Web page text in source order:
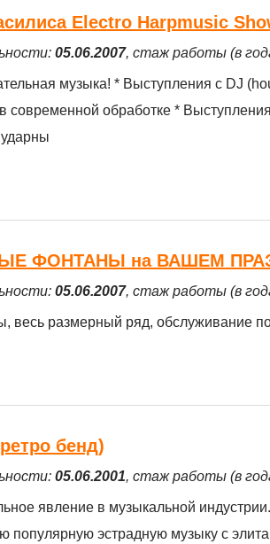
Electro Harpmusic
05.06.2007, стаж работы (в
музыка! * Выступления с DJ
современной обработке *
ударны
ФОНТАНЫ на ВАШЕМ
05.06.2007, стаж работы (в
весь размерный ряд, обслуживание
бенд)
05.06.2001, стаж работы (в
явление в музыкальной
популярную эстрадную музыку с